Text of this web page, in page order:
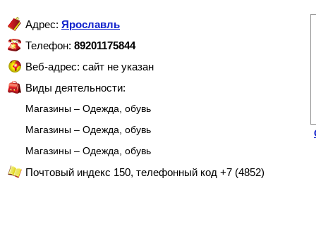
Адрес: Ярославль
Телефон: 89201175844
Веб-адрес: сайт не указан
Виды деятельности:
Магазины – Одежда, обувь
Магазины – Одежда, обувь
Магазины – Одежда, обувь
Почтовый индекс 150, телефонный код +7 (4852)